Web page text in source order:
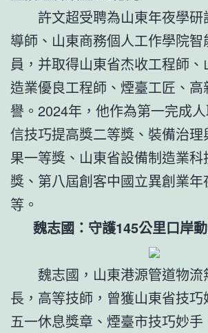
許文超受聘為山東年夜學
導師、山東商務個人工作學院
員，并取得山東省杰收工程師
造業優良工程師、煙臺工匠、高
譽。2024年，他作為第一完成
信技巧提高獎二等獎、裝備治
果一等獎、山東省設備制造業
獎、第八屆創客中國立異創業
等。
魏志國：守護145公里口岸
魏志國，山東港源管道物流
長，高等技師，曾獲山東省技
五一休息獎章、煙臺市技巧妙